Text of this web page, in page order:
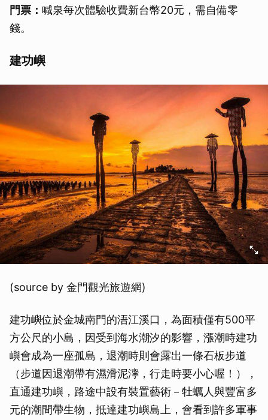
門票： 喊泉每次體驗收費新台幣20元，需自備零
錢。
建功嶼
(source by 金門觀光旅遊網)
建功嶼位於金城南門的浯江溪口，為面積僅有500平
方公尺的小島，因受到海水潮汐的影響，漲潮時建功
嶼會成為一座孤島，退潮時則會露出一條石板步道
（步道因退潮帶有濕滑泥濘，行走時要小心喔！），
直通建功嶼，路途中設有裝置藝術－牡蠣人與豐富多
元的潮間帶生物，抵達建功嶼島上，會看到許多軍事